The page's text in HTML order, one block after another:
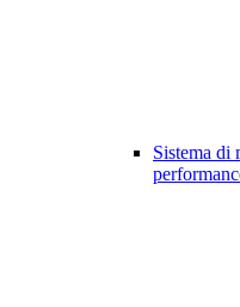
Sistema di